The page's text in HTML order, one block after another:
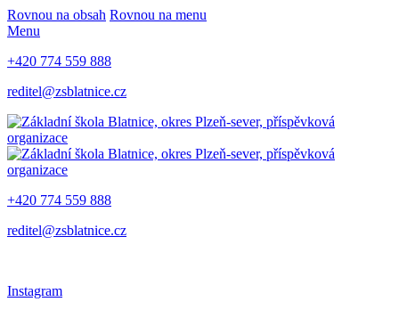
Rovnou na obsah Rovnou na menu
Menu
+420 774 559 888
reditel@zsblatnice.cz
+420 774 559 888
reditel@zsblatnice.cz
Instagram